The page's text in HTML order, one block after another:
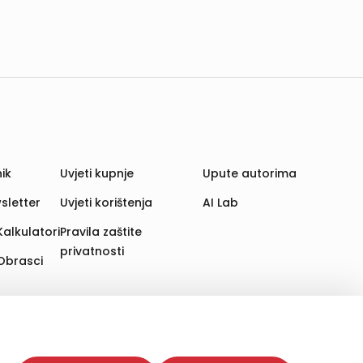
Time poboljšavamo korisničko iskustvo,
web stranica i uređaja u tu svrhu. Naši partneri
Uvjeti kupnje
Uvjeti korištenja
Pravila zaštite
privatnosti
Upute autorima
AI Lab